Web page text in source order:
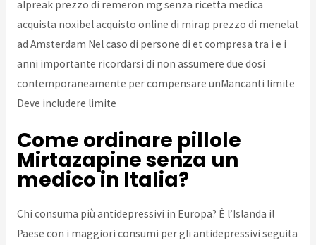
alpreak prezzo di remeron mg senza ricetta medica
acquista noxibel acquisto online di mirap prezzo di menelat
ad Amsterdam Nel caso di persone di et compresa tra i e i
anni importante ricordarsi di non assumere due dosi
contemporaneamente per compensare unMancanti limite
Deve includere limite
Come ordinare pillole
Mirtazapine senza un
medico in Italia?
Chi consuma più antidepressivi in Europa? È l’Islanda il
Paese con i maggiori consumi per gli antidepressivi seguita